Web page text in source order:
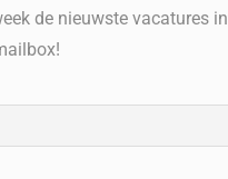
de nieuwste vacatures in